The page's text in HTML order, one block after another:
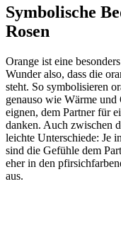
Symbolische
Rosen
Orange ist eine
Wunder also, dass die
steht. So symbolisieren
genauso wie Wärme und
eignen, dem Partner für
danken. Auch zwischen
leichte Unterschiede: Je
sind die Gefühle dem
eher in den
aus.